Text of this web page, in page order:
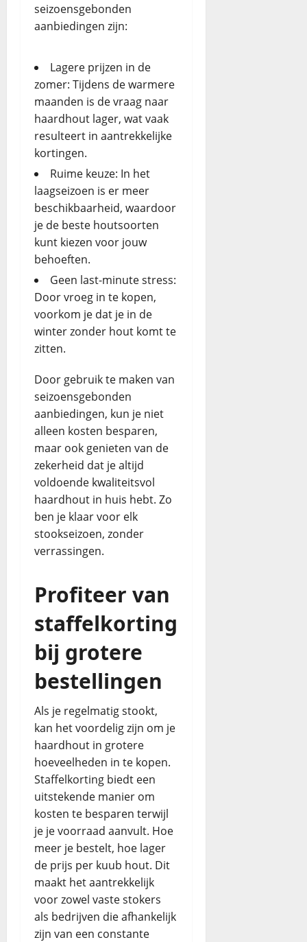
seizoensgebonden
aanbiedingen zijn:
Lagere prijzen in de
zomer: Tijdens de warmere
maanden is de vraag naar
haardhout lager, wat vaak
resulteert in aantrekkelijke
kortingen.
Ruime keuze: In het
laagseizoen is er meer
beschikbaarheid, waardoor
je de beste houtsoorten
kunt kiezen voor jouw
behoeften.
Geen last-minute stress:
Door vroeg in te kopen,
voorkom je dat je in de
winter zonder hout komt te
zitten.
Door gebruik te maken van
seizoensgebonden
aanbiedingen, kun je niet
alleen kosten besparen,
maar ook genieten van de
zekerheid dat je altijd
voldoende kwaliteitsvol
haardhout in huis hebt. Zo
ben je klaar voor elk
stookseizoen, zonder
verrassingen.
Profiteer van
staffelkorting
bij grotere
bestellingen
Als je regelmatig stookt,
kan het voordelig zijn om je
haardhout in grotere
hoeveelheden in te kopen.
Staffelkorting biedt een
uitstekende manier om
kosten te besparen terwijl
je je voorraad aanvult. Hoe
meer je bestelt, hoe lager
de prijs per kuub hout. Dit
maakt het aantrekkelijk
voor zowel vaste stokers
als bedrijven die afhankelijk
zijn van een constante